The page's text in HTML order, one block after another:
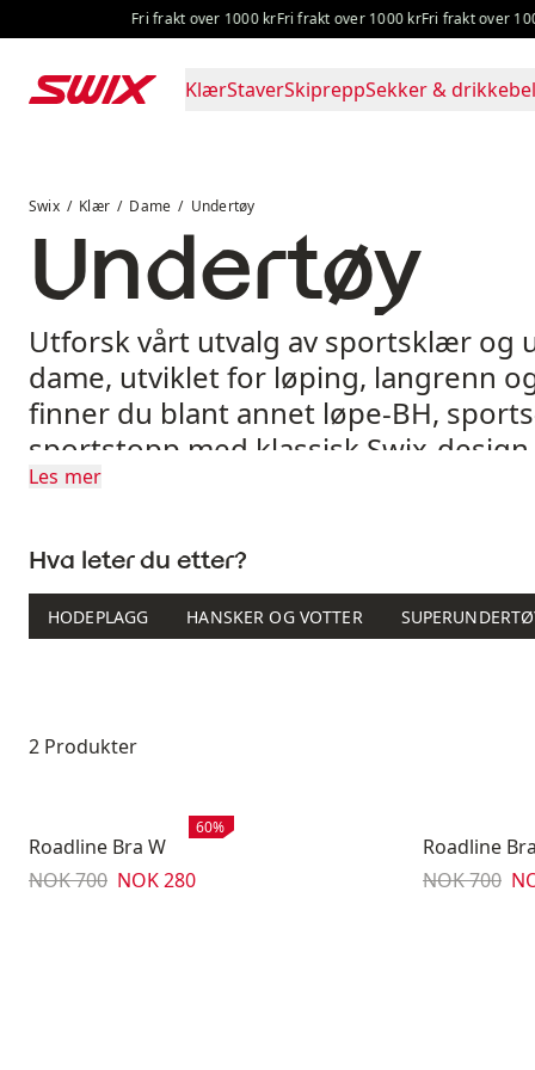
Hopp til innholdFri frakt over 1000 krFri frakt over 1000 krFri frakt over 1000
KlærStaverSkipreppSekker &
Swix Klær Dame Undertøy
Undertøy
Utforsk vårt utvalg av sportsklær og
dame, utviklet for løping, langrenn
finner du blant annet løpe-BH,
sportstopp med klassisk Swix-
komfort, støtte og bevegelsesfrihet
Les mer
Hva leter du etter?
HODEPLAGG HANSKER OG VOTTER
2 Produkter
Salg:
60%
Roadline Bra W
Originalpris:
NOK 700 Salgspris
NOK 280
Roadline
Originalpris:
NOK 700